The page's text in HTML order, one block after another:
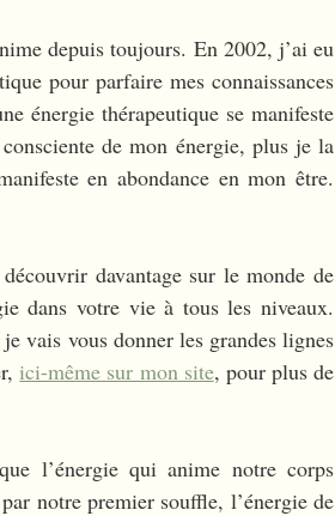
depuis toujours. En 2002, j’ai eu
pour parfaire mes connaissances
énergie thérapeutique se manifeste
de mon énergie, plus je la
en abondance en mon être.
davantage sur le monde de
dans votre vie à tous les niveaux.
vais vous donner les grandes lignes
ici-même sur mon site, pour plus de
l’énergie qui anime notre corps
notre premier souffle, l’énergie de